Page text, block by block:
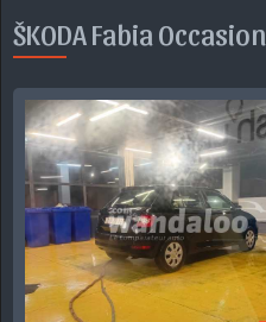
ŠKODA Fabia Occasion